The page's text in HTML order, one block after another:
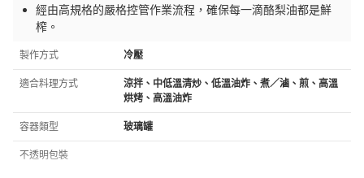
經由高規格的嚴格控管作業流程，確保每一滴酪梨油都是鮮
榨。
製作方式 冷壓
適合料理方式
涼拌、中低溫清炒、低溫油炸、煮／滷、煎、高溫
烘烤、高溫油炸
容器類型 玻璃罐
不透明包裝